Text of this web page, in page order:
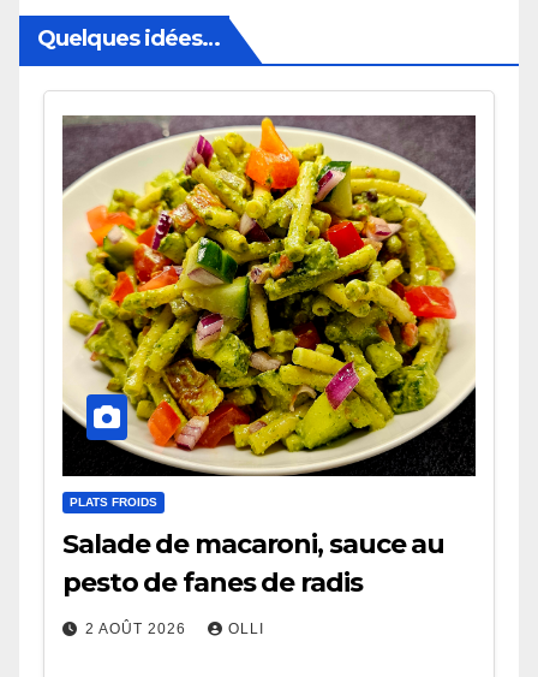
Quelques idées…
PLATS FROIDS
Salade de macaroni, sauce au
pesto de fanes de radis
2 AOÛT 2026 OLLI